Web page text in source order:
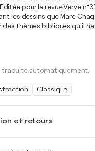
et retours
Editée pour la revue Verve
les dessins que Marc
des thèmes bibliques qu'il
traduite automatiquement.
Classique